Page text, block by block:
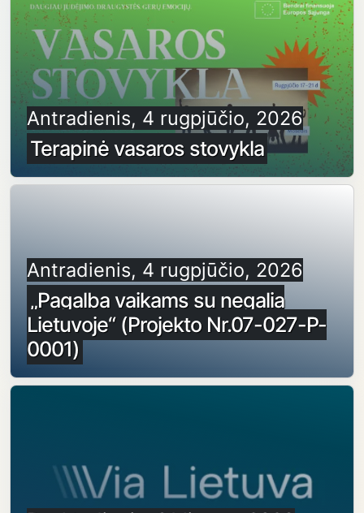
Antradienis, 4 rugpjūčio, 2026
Terapinė vasaros stovykla
Antradienis, 4 rugpjūčio, 2026
„Pagalba vaikams su negalia
Lietuvoje“ (Projekto Nr.07-027-P-
0001)